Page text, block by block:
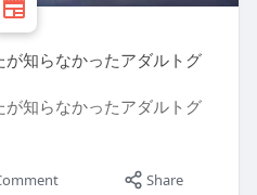
知らなかったアダルトグ
知らなかったアダルトグ
Share